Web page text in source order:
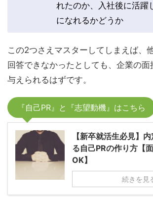
れたのか、入社後に活躍
になれるかどうか
この2つさえマスターしてしまえば、
回答できなかったとしても、企業の面
与えられるはずです。
『自己PR』と『志望動機』はこちら
【新卒就活生必見】
る自己PRの作り方【
OK】
続きを見